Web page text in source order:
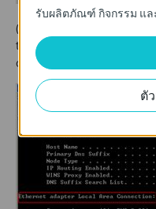
(2) Type ipconfig/all at the
the MAC address and other
computer.
รับผลิตภัณฑ์ กิจกรรม แ
ตั